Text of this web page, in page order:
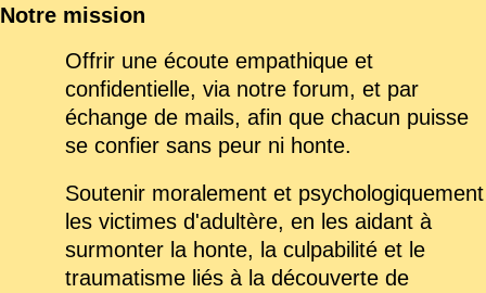
Notre mission
Offrir une écoute empathique et
confidentielle, via notre forum, et par
échange de mails, afin que chacun puisse
se confier sans peur ni honte.
Soutenir moralement et psychologiquement
les victimes d'adultère, en les aidant à
surmonter la honte, la culpabilité et le
traumatisme liés à la découverte de